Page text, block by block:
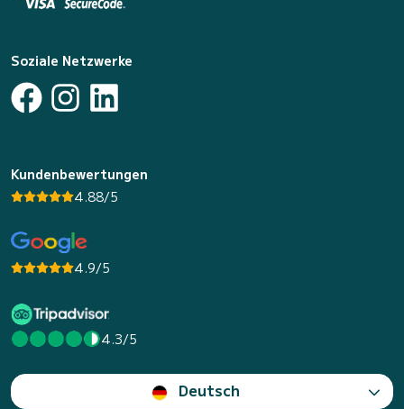
Soziale Netzwerke
Kundenbewertungen
4.88/5
4.9/5
4.3/5
Deutsch